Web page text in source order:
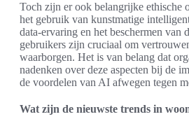
Toch zijn er ook belangrijke ethische
het gebruik van kunstmatige
data-ervaring en het beschermen van
gebruikers zijn cruciaal om
waarborgen. Het is van belang dat
nadenken over deze aspecten bij de
de voordelen van AI afwegen tegen
Wat zijn de nieuwste trends in